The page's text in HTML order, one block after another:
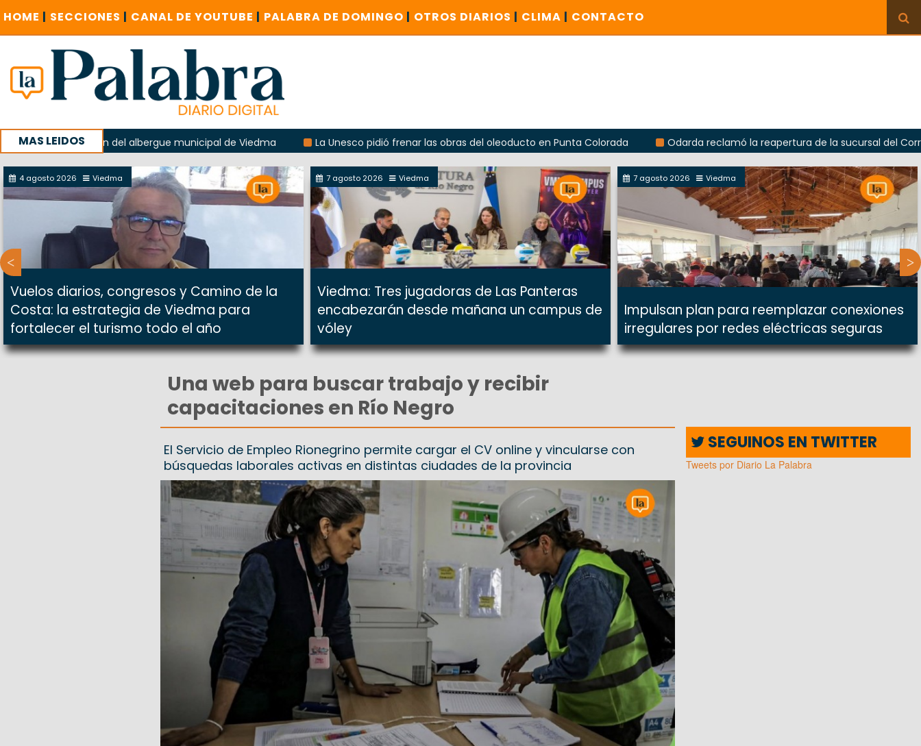
HOME | SECCIONES | CANAL DE YOUTUBE | PALABRA DE DOMINGO | OTROS DIARIOS | CLIMA | CONTACTO
MAS LEIDOS
la explosión del albergue municipal de Viedma La Unesco pidió frenar las obras del oleoducto en Punta Colorada
Odarda reclamó la reapertura de la sucursal del Correo
con un encuentro provincial en Roca
4 agosto 2026 Viedma
Vuelos diarios, congresos y Camino de la
Costa: la estrategia de Viedma para
fortalecer el turismo todo el año
7 agosto 2026 Viedma
Viedma: Tres jugadoras de Las Panteras
encabezarán desde mañana un campus de
vóley
7 agosto 2026 Viedma
Impulsan plan para reemplazar conexiones
irregulares por redes eléctricas seguras
Una web para buscar trabajo y recibir
capacitaciones en Río Negro
El Servicio de Empleo Rionegrino permite cargar el CV online y vincularse con
búsquedas laborales activas en distintas ciudades de la provincia
SEGUINOS EN TWITTER
Tweets por Diario La Palabra